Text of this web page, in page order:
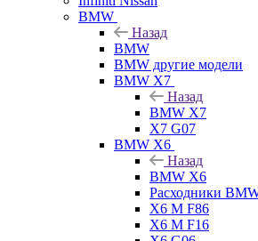
BMW
Назад
BMW
BMW другие модели
BMW X7
Назад
BMW X7
X7 G07
BMW X6
Назад
BMW X6
Расходники
X6 M F86
X6 M F16